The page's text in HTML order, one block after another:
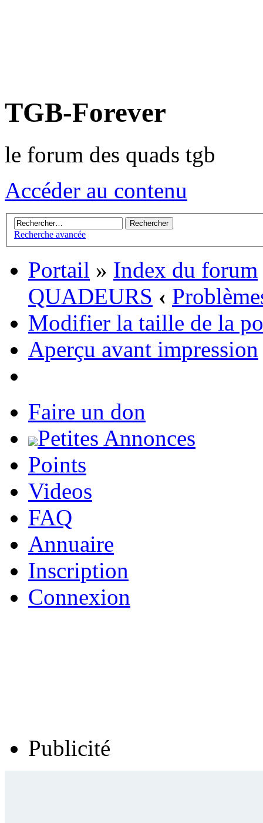
TGB-Forever
le forum des quads tgb
Accéder au contenu
Recherche avancée
Portail » Index du forum
QUADEURS ‹
Modifier la taille de la
Aperçu avant impression
Faire un don
Petites Annonces
Points
Videos
FAQ
Annuaire
Inscription
Connexion
Publicité